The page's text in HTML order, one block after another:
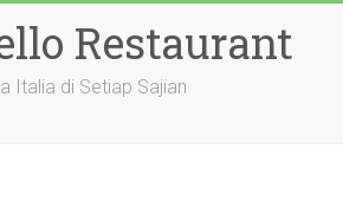
Restaurant
Italia di Setiap Sajian